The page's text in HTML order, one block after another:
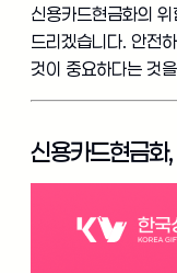
신용카드현금화의
드리겠습니다. 안전
것이 중요하다는 것
신용카드현금화